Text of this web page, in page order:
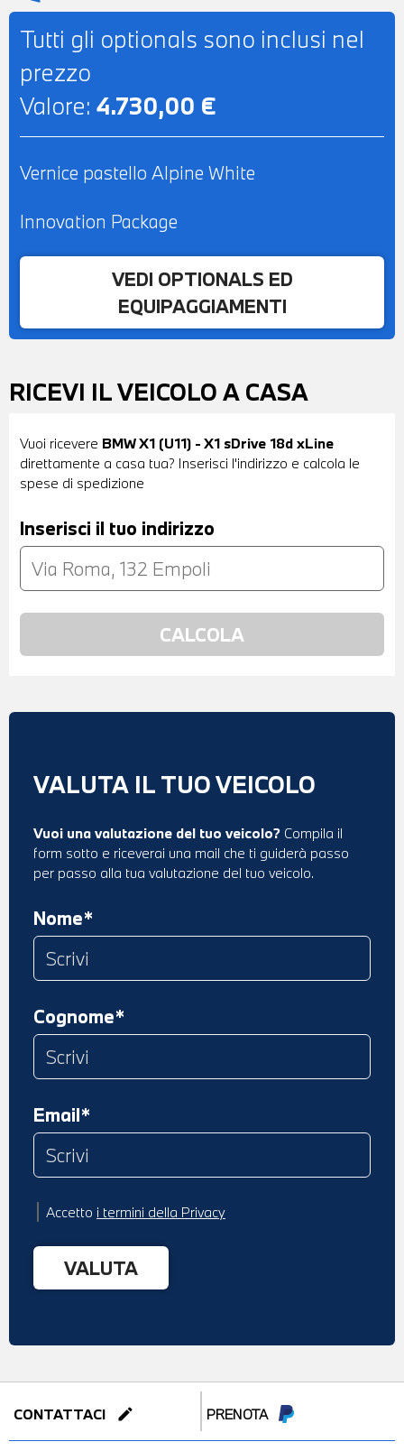
Tutti gli optionals sono inclusi nel
prezzo
Valore: 4.730,00 €
Vernice pastello Alpine White
Innovation Package
VEDI OPTIONALS ED
EQUIPAGGIAMENTI
RICEVI IL VEICOLO A CASA
Vuoi ricevere BMW X1 (U11) - X1 sDrive 18d xLine
direttamente a casa tua? Inserisci l'indirizzo e calcola le
spese di spedizione
Inserisci il tuo indirizzo
VALUTA IL TUO VEICOLO
Vuoi una valutazione del tuo veicolo? Compila il
form sotto e riceverai una mail che ti guiderà passo
per passo alla tua valutazione del tuo veicolo.
Nome*
Cognome*
Email*
Accetto i termini della Privacy
CONTATTACI edit PRENOTA